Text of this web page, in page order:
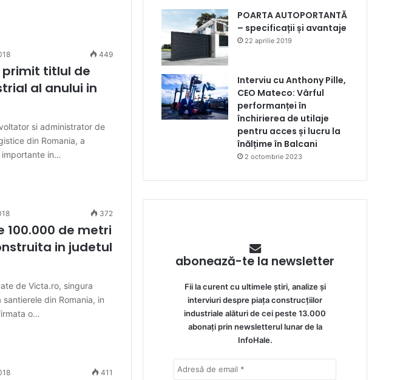
449
titlul de
al anului in
si administrator de
din Romania, a
in…
372
100.000 de metri
in judetul
de Victa.ro, singura
din Romania, in
o…
411
POARTA AUTOPORTANTĂ
– specificații și avantaje
22 aprilie 2019
Interviu cu Anthony Pille,
CEO Mateco: Vârful
performanței în
închirierea de utilaje
pentru acces și lucru la
înălțime în Balcani
2 octombrie 2023
abonează-te la newsletter
Fii la curent cu ultimele știri, analize și
interviuri despre piața construcțiilor
industriale alături de cei peste 13.000
abonați prin newsletterul lunar de la
InfoHale.